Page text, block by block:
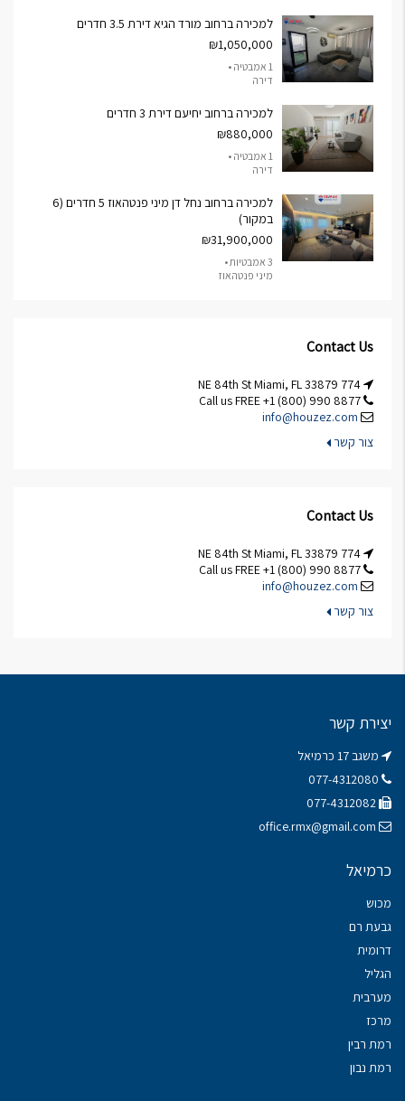
למכירה ברחוב מורד הגיא דירת 3.5 חדרים
₪1,050,000
1 אמבטיה •
דירה
למכירה ברחוב יחיעם דירת 3 חדרים
₪880,000
1 אמבטיה •
דירה
למכירה ברחוב נחל דן מיני פנטהאוז 5 חדרים (6
במקור)
₪31,900,000
3 אמבטיות •
מיני פנטהאוז
Contact Us
info@houzez.com
צור קשר
Contact Us
info@houzez.com
צור קשר
יצירת קשר
משגב 17 כרמיאל
office.rmx@gmail.com
כרמיאל
מכוש
גבעת רם
דרומית
הגליל
מערבית
מרכז
רמת רבין
רמת נבון